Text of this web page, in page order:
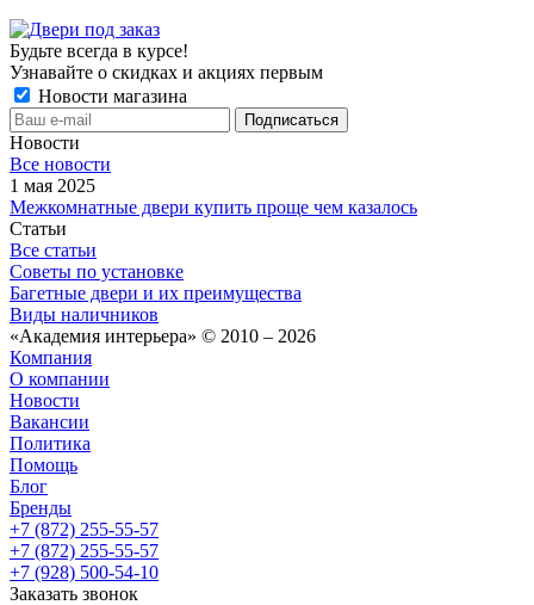
Будьте всегда в курсе!
Узнавайте о скидках и акциях первым
Новости магазина
Новости
Все новости
1 мая 2025
Межкомнатные двери купить проще чем казалось
Статьи
Все статьи
Советы по установке
Багетные двери и их преимущества
Виды наличников
«Академия интерьера» © 2010 – 2026
Компания
О компании
Новости
Вакансии
Политика
Помощь
Блог
Бренды
+7 (872) 255-55-57
+7 (872) 255-55-57
+7 (928) 500-54-10
Заказать звонок